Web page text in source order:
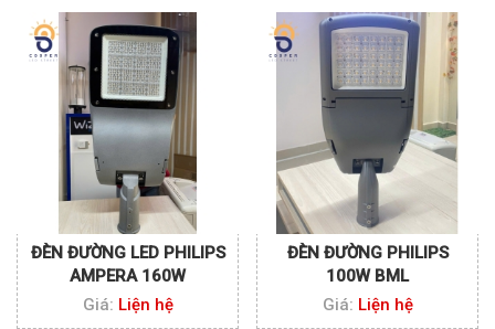
ĐÈN ĐƯỜNG LED PHILIPS
AMPERA 160W
Giá: Liện hệ
ĐÈN ĐƯỜNG PHILIPS
100W BML
Giá: Liện hệ